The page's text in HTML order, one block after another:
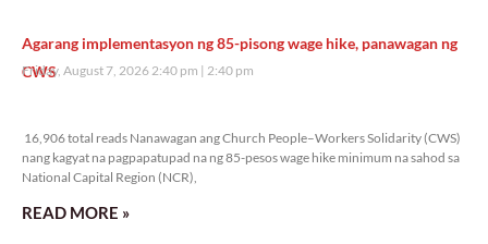
Agarang implementasyon ng 85-pisong wage hike, panawagan ng
CWS
Friday, August 7, 2026 2:40 pm 2:40 pm
16,906 total reads Nanawagan ang Church People–Workers Solidarity (CWS)
nang kagyat na pagpapatupad na ng 85-pesos wage hike minimum na sahod sa
National Capital Region (NCR),
READ MORE »